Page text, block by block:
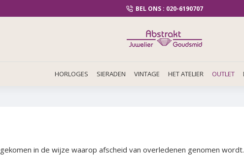
BEL ONS : 020-6190707
HORLOGES SIERADEN VINTAGE HET ATELIER OUTLET
in de wijze waarop afscheid van overledenen genomen